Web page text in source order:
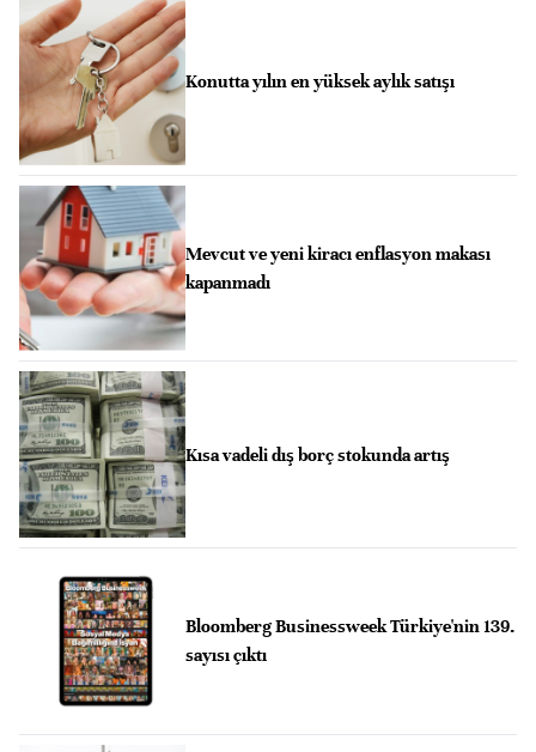
Konutta yılın en yüksek aylık satışı
Mevcut ve yeni kiracı enflasyon makası
kapanmadı
Kısa vadeli dış borç stokunda artış
Bloomberg Businessweek Türkiye'nin 139.
sayısı çıktı